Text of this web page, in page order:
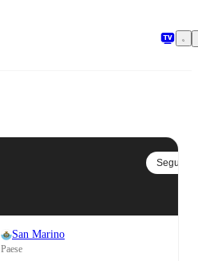
Segui
San Marino
Paese